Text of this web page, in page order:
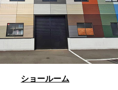
ショールーム